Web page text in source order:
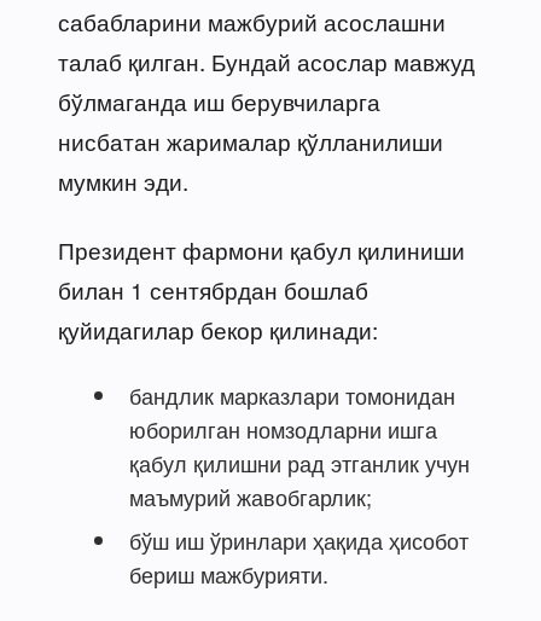
сабабларини мажбурий асослашни
талаб қилган. Бундай асослар мавжуд
бўлмаганда иш берувчиларга
нисбатан жарималар қўлланилиши
мумкин эди.
Президент фармони қабул қилиниши
билан 1 сентябрдан бошлаб
қуйидагилар бекор қилинади:
бандлик марказлари томонидан
юборилган номзодларни ишга
қабул қилишни рад этганлик учун
маъмурий жавобгарлик;
бўш иш ўринлари ҳақида ҳисобот
бериш мажбурияти.